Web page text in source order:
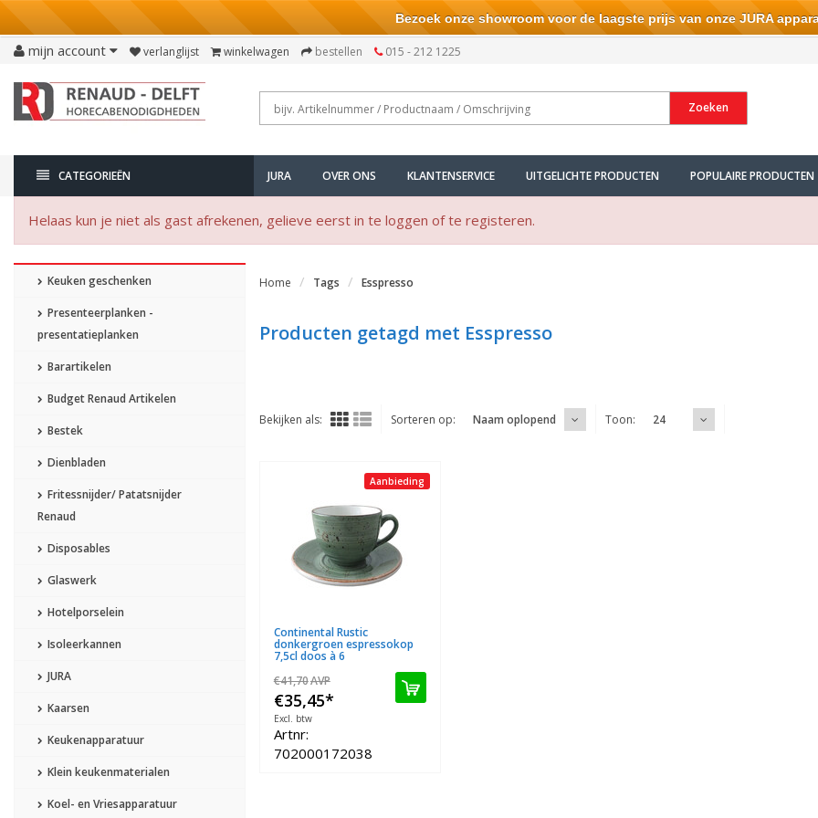
mijn account verlanglijst winkelwagen bestellen 015 - 212 1225
Zoeken
CATEGORIEËN JURA OVER ONS KLANTENSERVICE UITGELICHTE PRODUCTEN POPULAIRE PRODUCTEN
Helaas kun je niet als gast afrekenen, gelieve eerst in te loggen of te registeren.
Keuken geschenken
Presenteerplanken -
presentatieplanken
Barartikelen
Budget Renaud Artikelen
Bestek
Dienbladen
Fritessnijder/ Patatsnijder
Renaud
Disposables
Glaswerk
Hotelporselein
Isoleerkannen
JURA
Kaarsen
Keukenapparatuur
Klein keukenmaterialen
Koel- en Vriesapparatuur
Home Tags Esspresso
Producten getagd met Esspresso
Bekijken als: Sorteren op: Naam oplopend Toon: 24
Aanbieding
Continental Rustic
donkergroen espressokop
7,5cl doos à 6
€41,70AVP
€35,45*
Excl. btw
Artnr:
702000172038
Bezoek onze showroom voor de laagste prijs van onze JURA